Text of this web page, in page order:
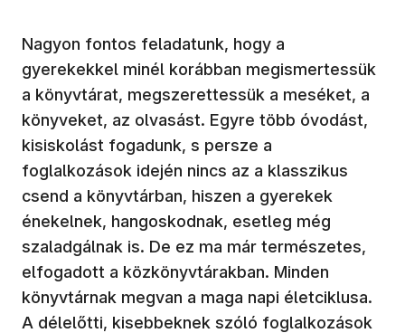
Nagyon fontos feladatunk, hogy a
gyerekekkel minél korábban megismertessük
a könyvtárat, megszerettessük a meséket, a
könyveket, az olvasást. Egyre több óvodást,
kisiskolást fogadunk, s persze a
foglalkozások idején nincs az a klasszikus
csend a könyvtárban, hiszen a gyerekek
énekelnek, hangoskodnak, esetleg még
szaladgálnak is. De ez ma már természetes,
elfogadott a közkönyvtárakban. Minden
könyvtárnak megvan a maga napi életciklusa.
A délelőtti, kisebbeknek szóló foglalkozások